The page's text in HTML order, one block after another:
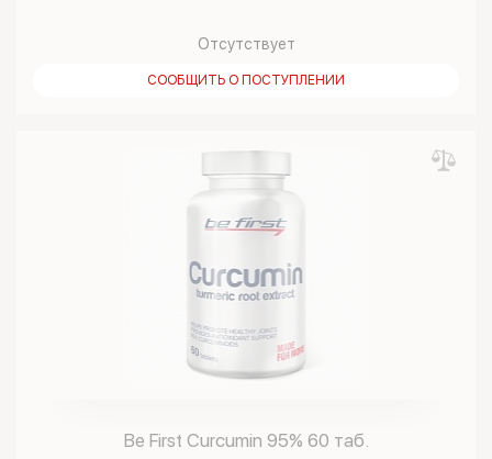
Отсутствует
СООБЩИТЬ О ПОСТУПЛЕНИИ
Be First Curcumin 95% 60 таб.